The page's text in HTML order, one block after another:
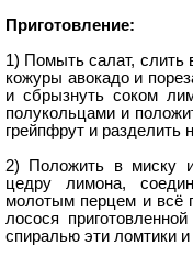
Приготовление:
1) Помыть салат, слить
кожуры авокадо и
и сбрызнуть соком
полукольцами и
грейпфрут и разделить
2) Положить в миску
цедру лимона,
молотым перцем и всё
лосося
спиралью эти ломтики